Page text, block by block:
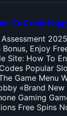
To Ozwin
Enjoy
Site: How To
Popular
Game Menu
«Brand New
Gaming
Free Spins